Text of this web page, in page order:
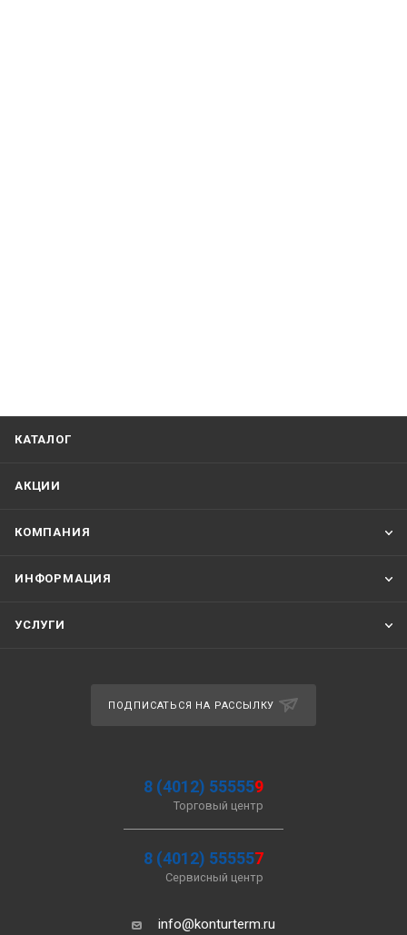
КАТАЛОГ
АКЦИИ
КОМПАНИЯ
ИНФОРМАЦИЯ
УСЛУГИ
ПОДПИСАТЬСЯ НА РАССЫЛКУ
8 (4012) 555559
Торговый центр
8 (4012) 555557
Сервисный центр
info@konturterm.ru